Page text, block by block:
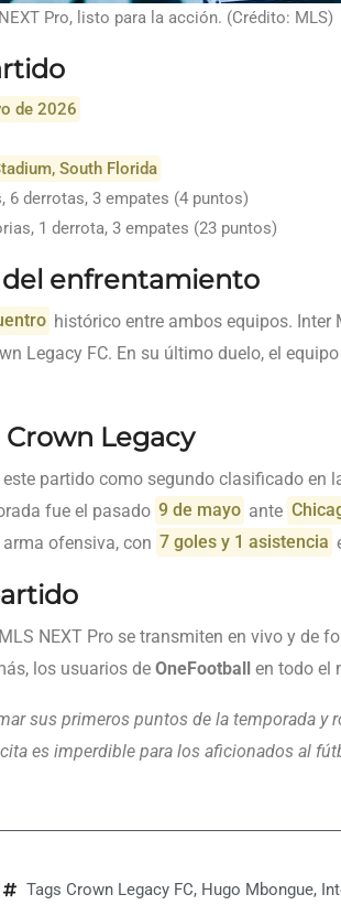
Pro, listo para la acción. (Crédito: MLS)
de 2026
South Florida
6 derrotas, 3 empates (4 puntos)
1 derrota, 3 empates (23 puntos)
enfrentamiento
histórico entre ambos equipos.
Legacy FC. En su último duelo, el
Legacy
partido como segundo clasificado en
fue el pasado 9 de mayo ante
ofensiva, con 7 goles y 1 asistencia
NEXT Pro se transmiten en vivo y de
los usuarios de OneFootball en todo el
sus primeros puntos de la temporada y
es imperdible para los aficionados al
Tags Crown Legacy FC, Hugo Mbongue,